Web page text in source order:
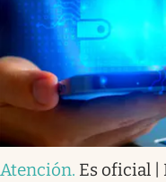
Atención. Es oficial |